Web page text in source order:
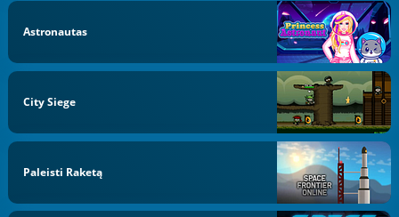
Astronautas
City Siege
Paleisti Raketą